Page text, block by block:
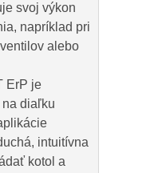
svoj výkon
napríklad pri
alebo
ErP je
diaľku
intuitívna
kotol a